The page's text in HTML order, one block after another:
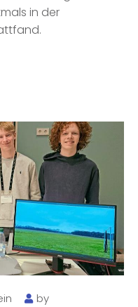
in der
by